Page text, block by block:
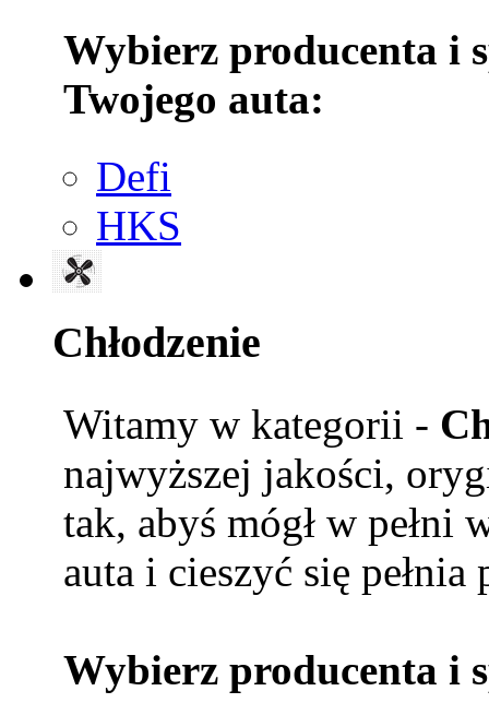
Wybierz producenta i
Twojego auta:
Defi
HKS
Chłodzenie
Witamy w kategorii -
najwyższej jakości,
tak, abyś mógł w pełni
auta i cieszyć się
Wybierz producenta i